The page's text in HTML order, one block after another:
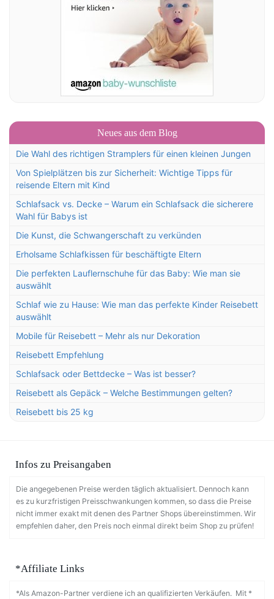
Neues aus dem Blog
Die Wahl des richtigen Stramplers für einen kleinen Jungen
Von Spielplätzen bis zur Sicherheit: Wichtige Tipps für
reisende Eltern mit Kind
Schlafsack vs. Decke – Warum ein Schlafsack die sicherere
Wahl für Babys ist
Die Kunst, die Schwangerschaft zu verkünden
Erholsame Schlafkissen für beschäftigte Eltern
Die perfekten Lauflernschuhe für das Baby: Wie man sie
auswählt
Schlaf wie zu Hause: Wie man das perfekte Kinder Reisebett
auswählt
Mobile für Reisebett – Mehr als nur Dekoration
Reisebett Empfehlung
Schlafsack oder Bettdecke – Was ist besser?
Reisebett als Gepäck – Welche Bestimmungen gelten?
Reisebett bis 25 kg
Infos zu Preisangaben
Die angegebenen Preise werden täglich aktualisiert. Dennoch kann
es zu kurzfristigen Preisschwankungen kommen, so dass die Preise
nicht immer exakt mit denen des Partner Shops übereinstimmen. Wir
empfehlen daher, den Preis noch einmal direkt beim Shop zu prüfen!
*Affiliate Links
*Als Amazon-Partner verdiene ich an qualifizierten Verkäufen. Mit *